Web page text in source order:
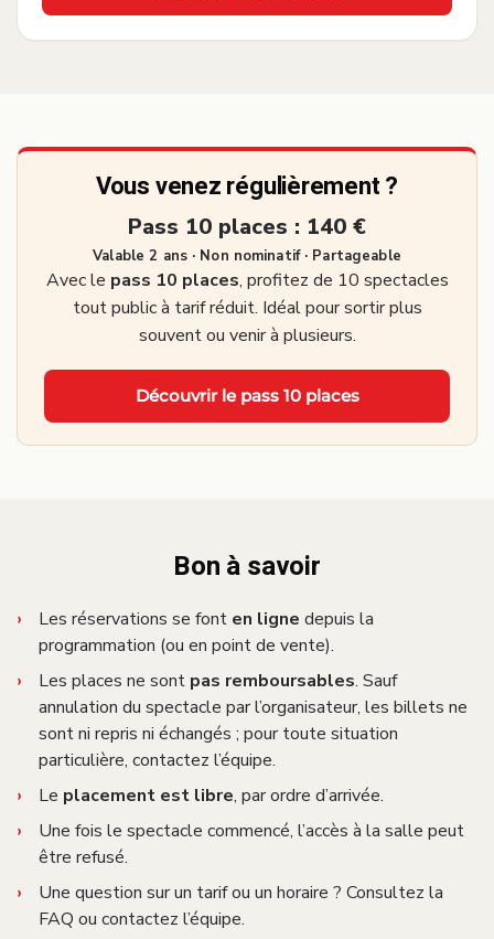
Vous venez régulièrement ?
Pass 10 places : 140 €
Valable 2 ans · Non nominatif · Partageable
Avec le pass 10 places, profitez de 10 spectacles
tout public à tarif réduit. Idéal pour sortir plus
souvent ou venir à plusieurs.
Découvrir le pass 10 places
Bon à savoir
Les réservations se font en ligne depuis la
programmation (ou en point de vente).
Les places ne sont pas remboursables. Sauf
annulation du spectacle par l’organisateur, les billets ne
sont ni repris ni échangés ; pour toute situation
particulière, contactez l’équipe.
Le placement est libre, par ordre d’arrivée.
Une fois le spectacle commencé, l’accès à la salle peut
être refusé.
Une question sur un tarif ou un horaire ? Consultez la
FAQ ou contactez l’équipe.